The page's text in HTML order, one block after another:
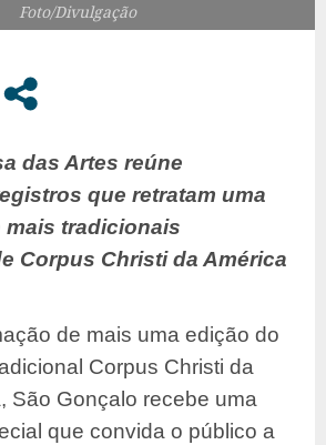
Foto/Divulgação
das Artes reúne
que retratam uma
mais tradicionais
Corpus Christi da América
de mais uma edição do
Corpus Christi da
São Gonçalo recebe uma
que convida o público a